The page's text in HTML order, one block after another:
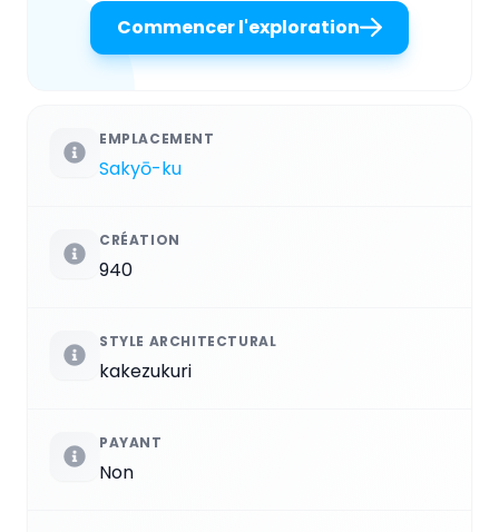
Commencer l'exploration
EMPLACEMENT
Sakyō-ku
CRÉATION
940
STYLE ARCHITECTURAL
kakezukuri
PAYANT
Non